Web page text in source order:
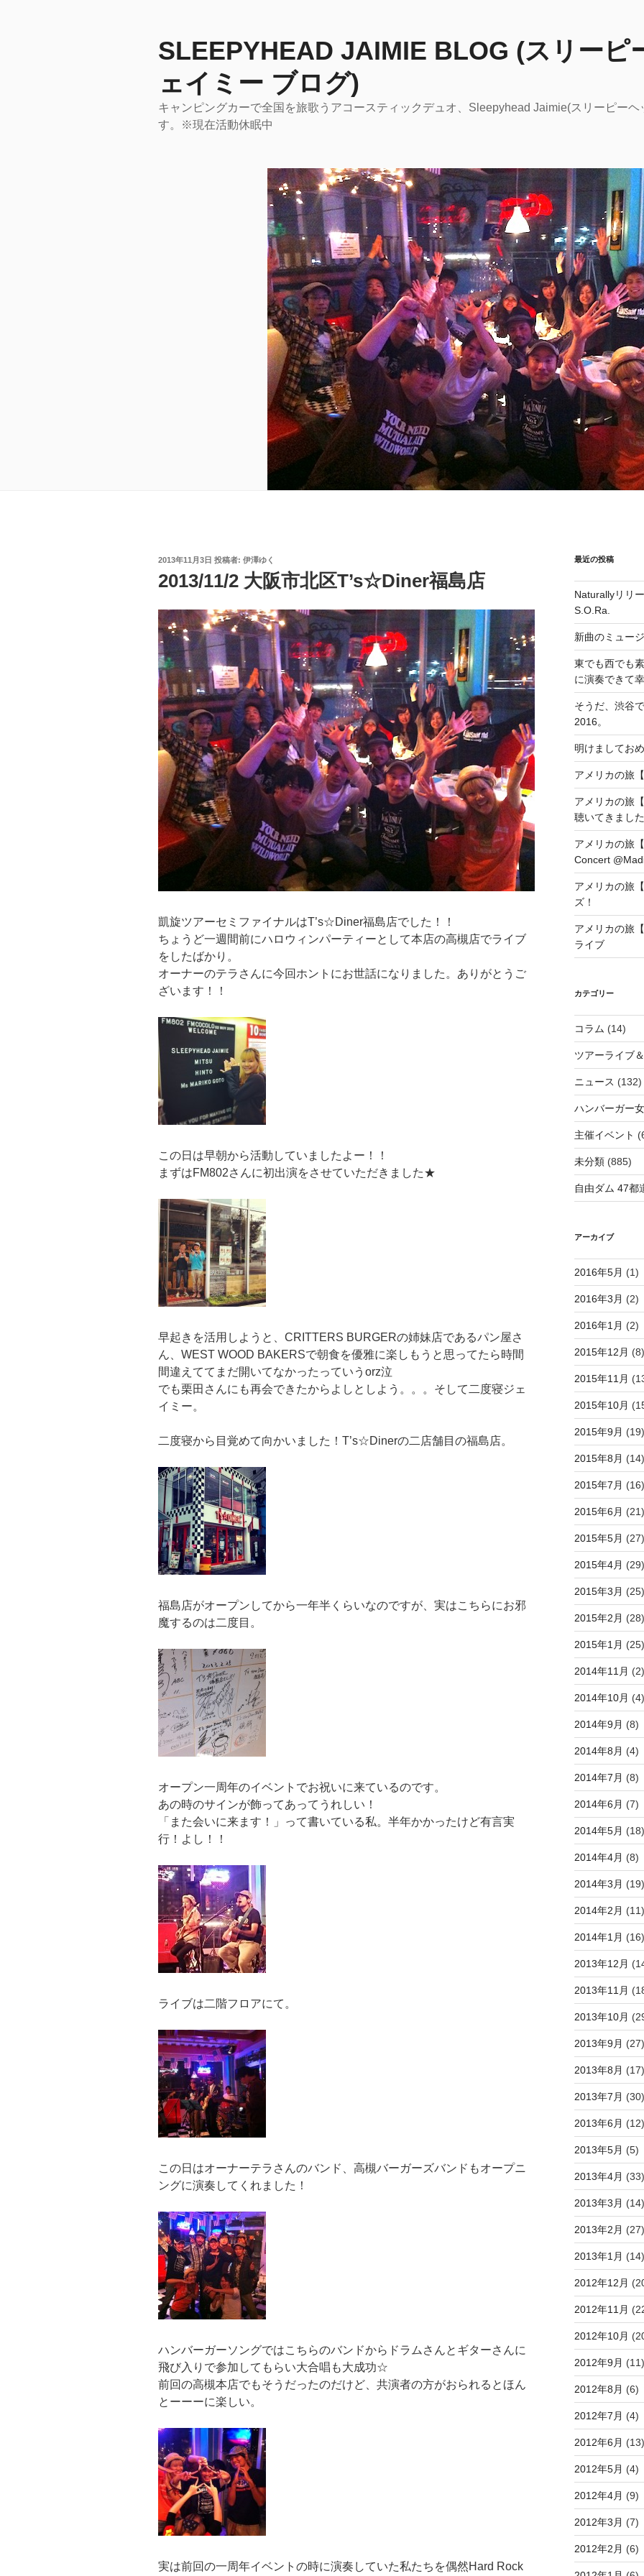
SLEEPYHEAD JAIMIE BLOG (スリーピ
ェイミー ブログ)
キャンピングカーで全国を旅歌うアコースティックデュオ、Sleepyhead Jaimie(スリーピー
す。※現在活動休眠中
投
日:
2013年11月3日 投稿者: 伊澤ゆく
2013/11/2 大阪市北区T’s☆Diner福島店
凱旋ツアーセミファイナルはT’s☆Diner福島店でした！！
ちょうど一週間前にハロウィンパーティーとして本店の高槻店でライブ
をしたばかり。
オーナーのテラさんに今回ホントにお世話になりました。ありがとうご
ざいます！！
この日は早朝から活動していましたよー！！
まずはFM802さんに初出演をさせていただきました★
早起きを活用しようと、CRITTERS BURGERの姉妹店であるパン屋さ
ん、WEST WOOD BAKERSで朝食を優雅に楽しもうと思ってたら時間
間違えててまだ開いてなかったっていうorz泣
でも栗田さんにも再会できたからよしとしよう。。。そして二度寝ジェ
イミー。
二度寝から目覚めて向かいました！T’s☆Dinerの二店舗目の福島店。
福島店がオープンしてから一年半くらいなのですが、実はこちらにお邪
魔するのは二度目。
オープン一周年のイベントでお祝いに来ているのです。
あの時のサインが飾ってあってうれしい！
「また会いに来ます！」って書いている私。半年かかったけど有言実
行！よし！！
ライブは二階フロアにて。
この日はオーナーテラさんのバンド、高槻バーガーズバンドもオープニ
ングに演奏してくれました！
ハンバーガーソングではこちらのバンドからドラムさんとギターさんに
飛び入りで参加してもらい大合唱も大成功☆
前回の高槻本店でもそうだったのだけど、共演者の方がおられるとほん
とーーーに楽しい。
実は前回の一周年イベントの時に演奏していた私たちを偶然Hard Rock
最近の投稿
Naturallyリリ
S.O.Ra.
新曲のミュー
東でも西でも
に演奏できて幸
そうだ、渋谷
2016。
明けましてお
アメリカの旅
アメリカの旅
聴いてきました
アメリカの旅
Concert
アメリカの旅
ズ！
アメリカの旅
ライブ
カテゴリー
コラム (14)
ツアーライブ
ニュース (132)
ハンバーガー
主催イベント
未分類(885)
自由ダム 47都
アーカイブ
2016年5月 (1)
2016年3月 (2)
2016年1月 (2)
2015年12月 (8)
2015年11月
2015年10月
2015年9月 (19)
2015年8月 (14)
2015年7月 (16)
2015年6月 (21)
2015年5月 (27)
2015年4月 (29)
2015年3月 (25)
2015年2月 (28)
2015年1月 (25)
2014年11月 (2)
2014年10月 (4)
2014年9月 (8)
2014年8月 (4)
2014年7月 (8)
2014年6月 (7)
2014年5月 (18)
2014年4月 (8)
2014年3月 (19)
2014年2月 (11)
2014年1月 (16)
2013年12月
2013年11月
2013年10月
2013年9月 (27)
2013年8月 (17)
2013年7月 (30)
2013年6月 (12)
2013年5月 (5)
2013年4月 (33)
2013年3月 (14)
2013年2月 (27)
2013年1月 (14)
2012年12月
2012年11月
2012年10月
2012年9月 (11)
2012年8月 (6)
2012年7月 (4)
2012年6月 (13)
2012年5月 (4)
2012年4月 (9)
2012年3月 (7)
2012年2月 (6)